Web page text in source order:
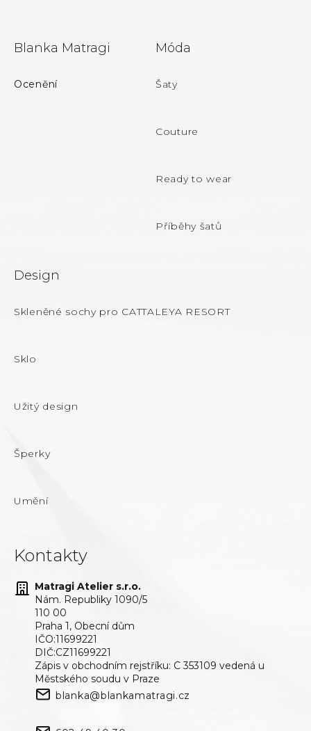
Blanka Matragi
Ocenění
Móda
Šaty
Couture
Ready to wear
Příběhy šatů
Design
Skleněné sochy pro CATTALEYA RESORT
Sklo
Užitý design
Šperky
Umění
Kontakty
Matragi Atelier s.r.o.
Nám. Republiky 1090/5
110 00
Praha 1, Obecní dům
IČO:11699221
DIČ:CZ11699221
Zápis v obchodním rejstříku: C 353109 vedená u
Městského soudu v Praze
blanka@blankamatragi.cz